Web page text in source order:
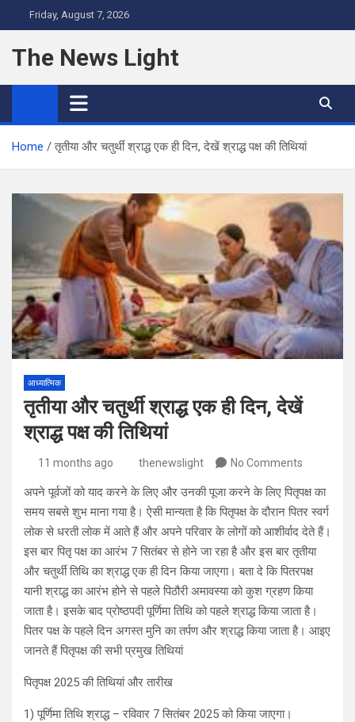
to
content
Friday, August 7, 2026
The News Light
Home तृतीया और चतुर्थी श्राद्ध एक ही दिन, देखें श्राद्ध पक्ष की तिथियां
आध्यात्मिक
तृतीया और चतुर्थी श्राद्ध एक ही दिन, देखें
श्राद्ध पक्ष की तिथियां
11 months ago thenewslight No Comments
अपने पूर्वजों को याद करने के लिए और उनकी पूजा करने के लिए पितृपक्ष का
समय सबसे शुभ माना गया है। ऐसी मान्यता है कि पितृपक्ष के दौरान पितर स्वर्ग
लोक से धरती लोक में आते हैं और अपने परिवार के लोगों को आशीर्वाद देते हैं।
इस बार पितृ पक्ष का आरंभ 7 सितंबर से होने जा रहा है और इस बार तृतीया
और चतुर्थी तिथि का श्राद्ध एक ही दिन किया जाएगा। बता दे कि पितरपक्ष
यानी श्राद्ध का आरंभ होने से पहले पिठौरी अमावस्या को कुश ग्रहण किया
जाता है। इसके बाद प्रोष्ठपदी पूर्णिमा तिथि को पहले श्राद्ध किया जाता है।
पितर पक्ष के पहले दिन अगस्त मुनि का तर्पण और श्राद्ध किया जाता है। आइए
जानते हैं पितृपक्ष की सभी प्रमुख तिथियां
पितृपक्ष 2025 की तिथियां और तारीख
1) पूर्णिमा तिथि श्राद्ध – रविवार 7 सितंबर 2025 को किया जाएगा।